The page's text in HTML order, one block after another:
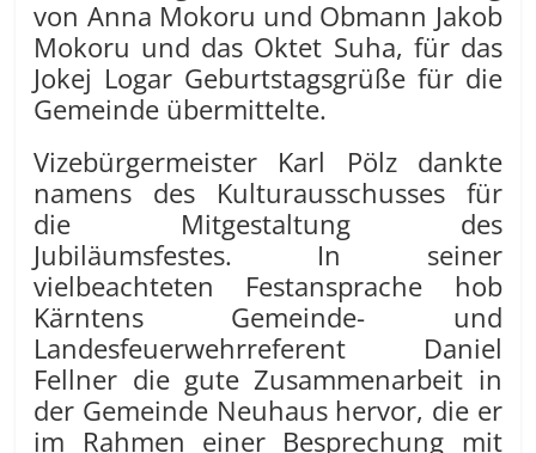
von Anna Mokoru und Obmann Jakob
Mokoru und das Oktet Suha, für das
Jokej Logar Geburtstagsgrüße für die
Gemeinde übermittelte.
Vizebürgermeister Karl Pölz dankte
namens des Kulturausschusses für
die Mitgestaltung des
Jubiläumsfestes. In seiner
vielbeachteten Festansprache hob
Kärntens Gemeinde- und
Landesfeuerwehrreferent Daniel
Fellner die gute Zusammenarbeit in
der Gemeinde Neuhaus hervor, die er
im Rahmen einer Besprechung mit